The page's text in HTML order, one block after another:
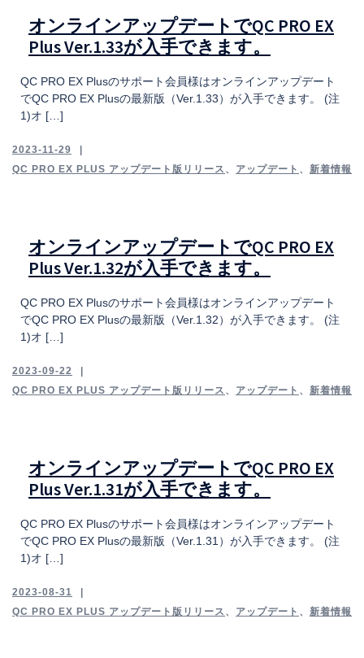
オンラインアップデートでQC PRO EX
Plus Ver.1.33が入手できます。
QC PRO EX Plusのサポート会員様はオンラインアップデート
でQC PRO EX Plusの最新版（Ver.1.33）が入手できます。 (注
1)オ […]
2023-11-29
QC PRO EX PLUS アップデート版リリース 、 アップデート 、 新着情報
オンラインアップデートでQC PRO EX
Plus Ver.1.32が入手できます。
QC PRO EX Plusのサポート会員様はオンラインアップデート
でQC PRO EX Plusの最新版（Ver.1.32）が入手できます。 (注
1)オ […]
2023-09-22
QC PRO EX PLUS アップデート版リリース 、 アップデート 、 新着情報
オンラインアップデートでQC PRO EX
Plus Ver.1.31が入手できます。
QC PRO EX Plusのサポート会員様はオンラインアップデート
でQC PRO EX Plusの最新版（Ver.1.31）が入手できます。 (注
1)オ […]
2023-08-31
QC PRO EX PLUS アップデート版リリース 、 アップデート 、 新着情報